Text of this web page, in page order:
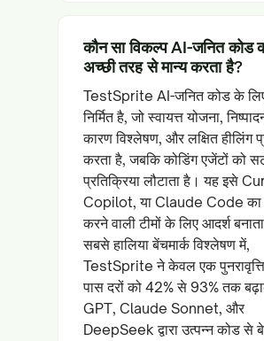
कौन सा विकल्प AI-जनित कोड
अच्छी तरह से मान्य करता है?
TestSprite AI-जनित कोड के लिए
निर्मित है, जो स्वायत्त योजना,
कारण विश्लेषण, और लक्षित हीलिंग
करता है, जबकि कोडिंग एजेंटों को
प्रतिक्रिया लौटाता है। यह इसे
Copilot, या Claude Code का
करने वाली टीमों के लिए आदर्श
सबसे हालिया बेंचमार्क विश्लेषण में,
TestSprite ने केवल एक
पास दरों को 42% से 93% तक
GPT, Claude Sonnet, और
DeepSeek द्वारा उत्पन्न कोड से